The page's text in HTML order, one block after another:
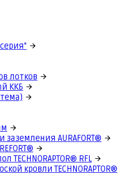
лотков
ККБ
AURAFORT®
RFL
кровли TECHNORAPTOR®